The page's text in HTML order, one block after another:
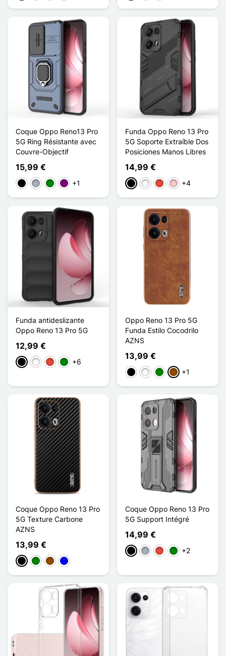
Coque Oppo Reno13 Pro
5G Ring Résistante avec
Couvre-Objectif
15,99 €
NegroGris VerdePúrpura
+1
Funda Oppo Reno 13 Pro
5G Soporte Extraíble Dos
Posiciones Manos Libres
14,99 €
NegroBlancoRojoRosa+4
Funda antideslizante
Oppo Reno 13 Pro 5G
12,99 €
NegroBlancoRojoVerde
+6
Oppo Reno 13 Pro 5G
Funda Estilo Cocodrilo
AZNS
13,99 €
NegroBlancoVerdeMarrón
+1
Coque Oppo Reno 13 Pro
5G Texture Carbone
AZNS
13,99 €
NegroVerdeMarrón
Azul
Coque Oppo Reno 13 Pro
5G Support Intégré
14,99 €
NegroGris RojoVerde
+2